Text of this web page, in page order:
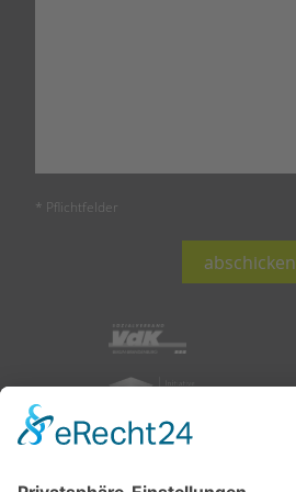
* Pflichtfelder
abschicken